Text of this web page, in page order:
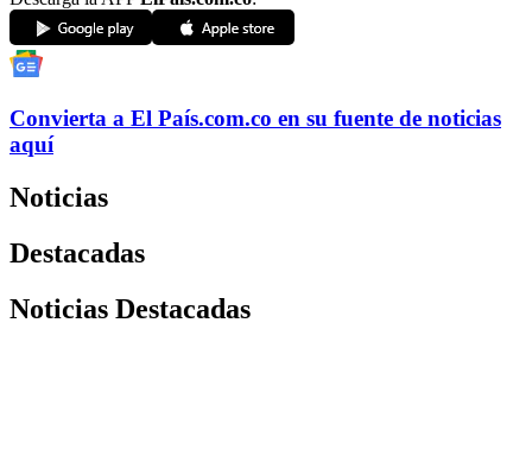
Convierta a El País.com.co en su fuente de noticias
aquí
Noticias
Destacadas
Noticias Destacadas